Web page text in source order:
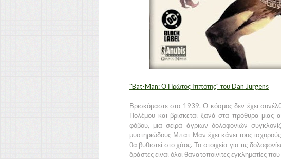
"Bat-Man: Ο Πρώτος Ιππότης" του Dan Jurgens
Βρισκόμαστε στο 1939. Ο κόσμος δεν έχει
Πολέμου και βρίσκεται ξανά στα πρόθυρα μιας
φόβου, μια σειρά άγριων δολοφονιών
μυστηριώδους Μπατ-Μαν έχει κάνει τους
θα βυθιστεί στο χάος. Τα στοιχεία για τις
δράστες είναι όλοι θανατοποινίτες εγκληματίες